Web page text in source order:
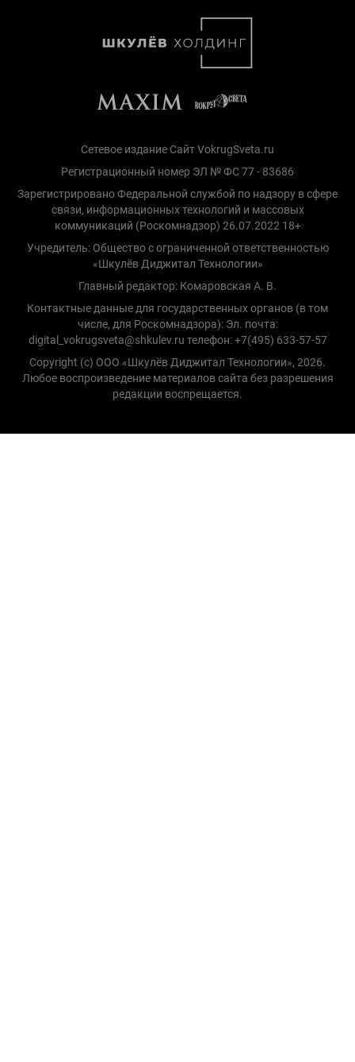
Сетевое издание Сайт VokrugSveta.ru
Регистрационный номер ЭЛ № ФС 77 - 83686
Зарегистрировано Федеральной службой по надзору в сфере
связи, информационных технологий и массовых
коммуникаций (Роскомнадзор) 26.07.2022 18+
Учредитель: Общество с ограниченной ответственностью
«Шкулёв Диджитал Технологии»
Главный редактор: Комаровская А. В.
Контактные данные для государственных органов (в том
числе, для Роскомнадзора): Эл. почта:
digital_vokrugsveta@shkulev.ru телефон: +7(495) 633-57-57
Copyright (с) ООО «Шкулёв Диджитал Технологии», 2026.
Любое воспроизведение материалов сайта без разрешения
редакции воспрещается.